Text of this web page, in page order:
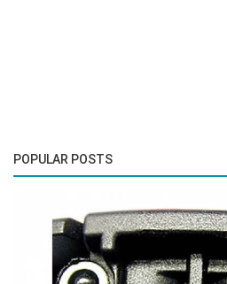
POPULAR POSTS